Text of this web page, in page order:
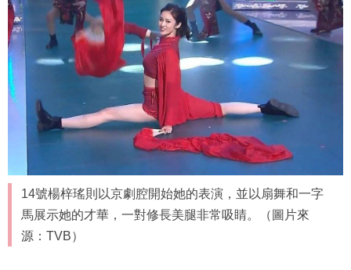
14號楊梓瑤則以京劇腔開始她的表演，並以扇舞和一字
馬展示她的才華，一對修長美腿非常吸睛。（圖片來
源：TVB）